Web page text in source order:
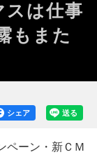
スは仕事
もまた
送る
シェア
ーン・新ＣＭ